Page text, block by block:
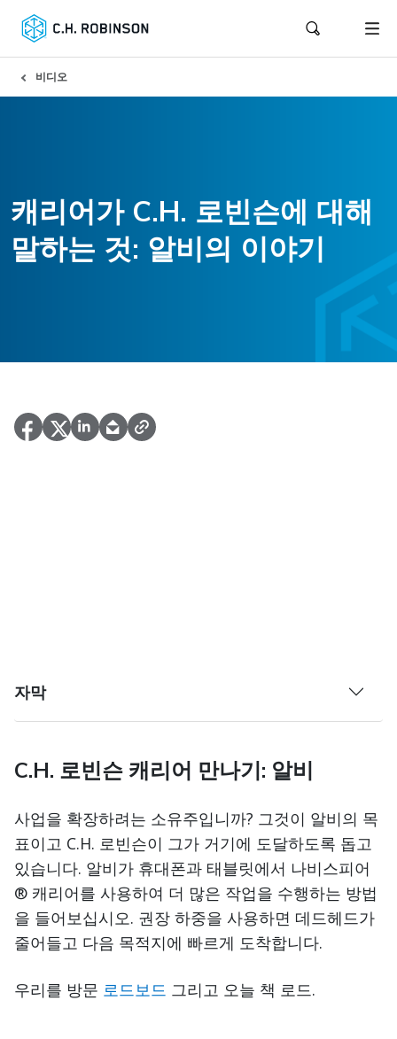
비디오
캐리어가 C.H. 로빈슨에 대해
말하는 것: 알비의 이야기
자막
C.H. 로빈슨 캐리어 만나기: 알비
사업을 확장하려는 소유주입니까? 그것이 알비의 목
표이고 C.H. 로빈슨이 그가 거기에 도달하도록 돕고
있습니다. 알비가 휴대폰과 태블릿에서 나비스피어
® 캐리어를 사용하여 더 많은 작업을 수행하는 방법
을 들어보십시오. 권장 하중을 사용하면 데드헤드가
줄어들고 다음 목적지에 빠르게 도착합니다.
우리를 방문 로드보드 그리고 오늘 책 로드.